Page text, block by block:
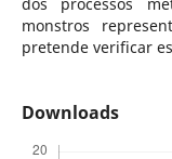
monstros
pretende verificar
Downloads